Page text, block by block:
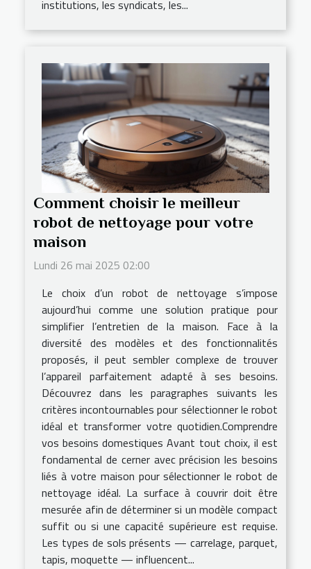
institutions, les syndicats, les...
Comment choisir le meilleur
robot de nettoyage pour votre
maison
Lundi 26 mai 2025 02:00
Le choix d’un robot de nettoyage s’impose
aujourd’hui comme une solution pratique pour
simplifier l’entretien de la maison. Face à la
diversité des modèles et des fonctionnalités
proposés, il peut sembler complexe de trouver
l’appareil parfaitement adapté à ses besoins.
Découvrez dans les paragraphes suivants les
critères incontournables pour sélectionner le robot
idéal et transformer votre quotidien.Comprendre
vos besoins domestiques Avant tout choix, il est
fondamental de cerner avec précision les besoins
liés à votre maison pour sélectionner le robot de
nettoyage idéal. La surface à couvrir doit être
mesurée afin de déterminer si un modèle compact
suffit ou si une capacité supérieure est requise.
Les types de sols présents — carrelage, parquet,
tapis, moquette — influencent...